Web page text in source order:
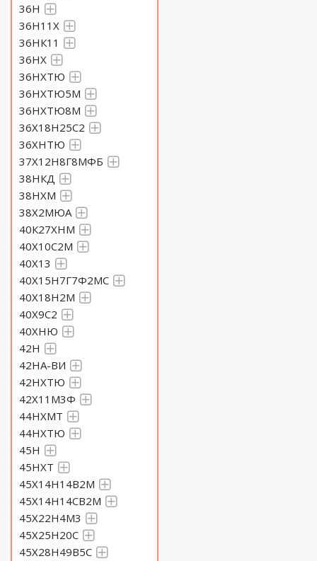
36Н
36Н11Х
36НК11
36НХ
36НХТЮ
36НХТЮ5М
36НХТЮ8М
36Х18Н25С2
36ХНТЮ
37Х12Н8Г8МФБ
38НКД
38НХМ
38Х2МЮА
40К27ХНМ
40Х10С2М
40Х13
40Х15Н7Г7Ф2МС
40Х18Н2М
40Х9С2
40ХНЮ
42Н
42НА-ВИ
42НХТЮ
42Х11М3Ф
44НХМТ
44НХТЮ
45Н
45НХТ
45Х14Н14В2М
45Х14Н14СВ2М
45Х22Н4М3
45Х25Н20С
45Х28Н49В5С